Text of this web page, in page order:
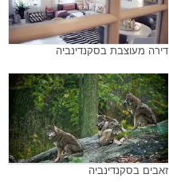
דירה מעוצבת בסקנדינביה
זאבים בסקנדינביה